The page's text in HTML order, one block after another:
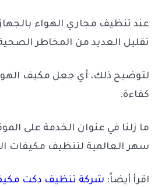
عند تنظيف مجاري الهواء
تقليل العديد من المخاطر
لتوضيح ذلك، أي جعل مكيف
كفاءة.
ما زلنا في عنوان الخدمة على
سهر العالمية لتنظيف مكيفات
اقرأ أيضاً: شركة تنظيف دكت